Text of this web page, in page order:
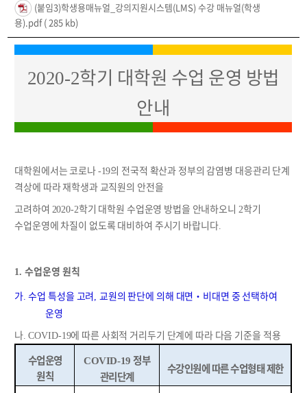
(붙임3)학생용매뉴얼_강의지원시스템(LMS) 수강 매뉴얼(학생
용).pdf( 285 kb)
2020-2학기 대학원 수업 운영 방법
안내
대학원에서는 코로나 -19의 전국적 확산과 정부의 감염병 대응관리 단계
격상에 따라 재학생과 교직원의 안전을
고려하여 2020-2학기 대학원 수업운영 방법을 안내하오니 2학기
수업운영에 차질이 없도록 대비하여 주시기 바랍니다.
1.수업운영 원칙
가.수업 특성을 고려 ,교원의 판단에 의해 대면 ‧ 비대면 중 선택하여
운영
나. COVID-19에 따른 사회적 거리두기 단계에 따라 다음 기준을 적용
수업운영
원칙
COVID-19정부
관리단계
수강인원에 따른 수업형태 제한